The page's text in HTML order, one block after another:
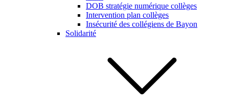
DOB stratégie numérique collèges
Intervention plan collèges
Insécurité des collégiens de Bayon
Solidarité